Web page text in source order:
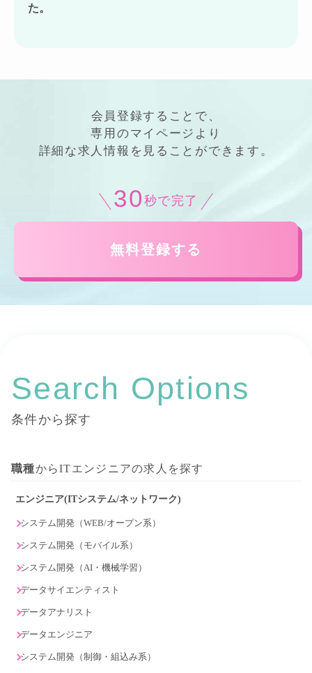
た。
会員登録することで、
専用のマイページ より
詳細 な求人情報 を見ることができます。
30 秒で完了
無料登録する
Search Options
条件から探す
職種からITエンジニアの求人を探す
エンジニア(ITシステム/ネットワーク)
システム開発（WEB/オープン系）
システム開発（モバイル系）
システム開発（AI・機械学習）
データサイエンティスト
データアナリスト
データエンジニア
システム開発（制御・組込み系）